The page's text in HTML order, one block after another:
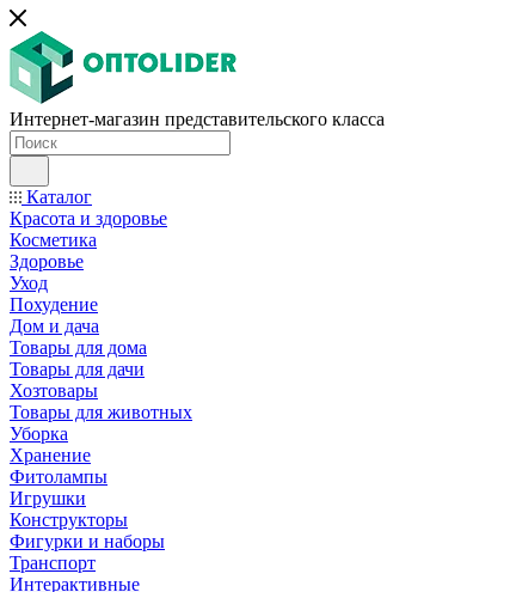
Интернет-магазин представительского класса
Каталог
Красота и здоровье
Косметика
Здоровье
Уход
Похудение
Дом и дача
Товары для дома
Товары для дачи
Хозтовары
Товары для животных
Уборка
Хранение
Фитолампы
Игрушки
Конструкторы
Фигурки и наборы
Транспорт
Интерактивные